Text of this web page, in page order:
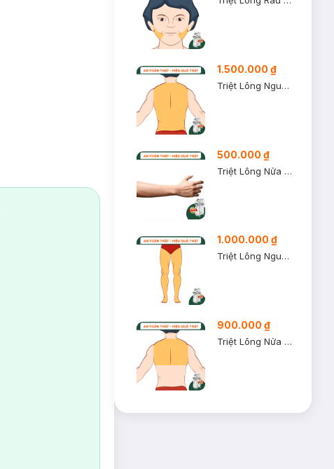
1.500.000 ₫
Triệt Lông Nguyên Lưng Nam (1 Buổi )
500.000 ₫
Triệt Lông Nửa Tay Trên Nam (1 Buổi)
1.000.000 ₫
Triệt Lông Nguyên Chân Nam (1 Buổi )
900.000 ₫
Triệt Lông Nửa Lưng Trên Nam (1 Buổi )